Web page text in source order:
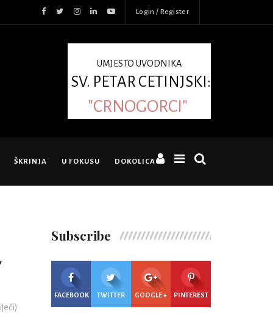
Login / Register
UMJESTO UVODNIKA
SV. PETAR CETINJSKI:
"CRNOGORCI"
ŠKRINJA U FOKUSU DOKOLICA
Subscribe
FACEBOOK TWITTER GOOGLE + PINTEREST